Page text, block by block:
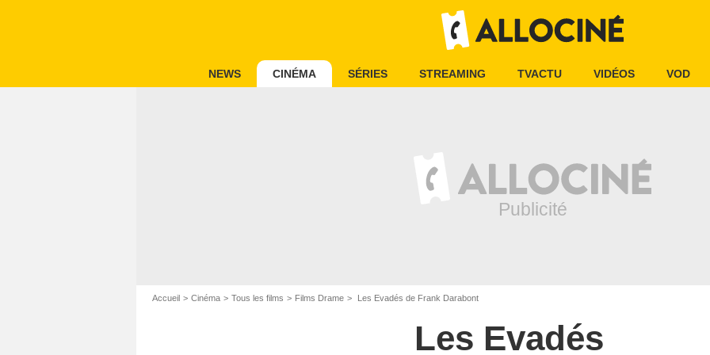
NEWS CINÉMA SÉRIES STREAMING TVACTU VIDÉOS VOD
Accueil Cinéma Tous les films Films Drame Les Evadés de Frank Darabont
Les Evadés